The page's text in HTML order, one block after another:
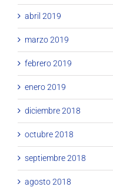
abril 2019
marzo 2019
febrero 2019
enero 2019
diciembre 2018
octubre 2018
septiembre 2018
agosto 2018